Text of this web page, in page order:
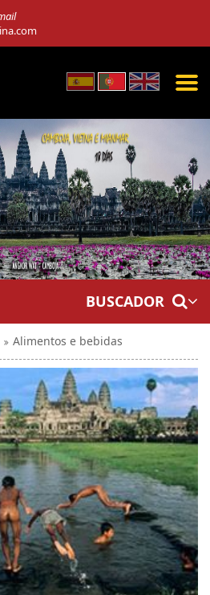
BUSCADOR
Alimentos e bebidas